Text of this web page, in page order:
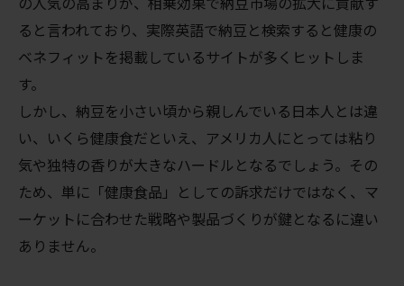
ると言われており、実際英語で納豆と検索すると健康の
ベネフィットを掲載しているサイトが多くヒットしま
す。
しかし、納豆を小さい頃から親しんでいる日本人とは違
い、いくら健康食だといえ、アメリカ人にとっては粘り
気や独特の香りが大きなハードルとなるでしょう。 その
ため、単に「健康食品」としての訴求だけではなく、マ
ーケットに合わせた戦略や製品づくりが鍵となるに違い
ありません。